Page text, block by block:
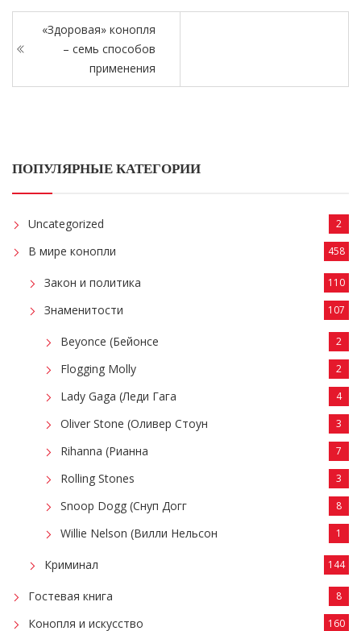
«Здоровая» конопля
– семь способов
применения
ПОПУЛЯРНЫЕ КАТЕГОРИИ
Uncategorized 2
В мире конопли 458
Закон и политика 110
Знаменитости 107
Beyonce (Бейонсе 2
Flogging Molly 2
Lady Gaga (Леди Гага 4
Oliver Stone (Оливер Стоун 3
Rihanna (Рианна 7
Rolling Stones 3
Snoop Dogg (Снуп Догг 8
Willie Nelson (Вилли Нельсон 1
Криминал 144
Гостевая книга 8
Конопля и искусство 160